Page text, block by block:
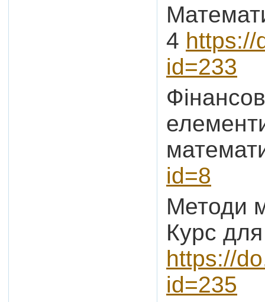
4 https://
id=233
id=8
Методи
Курс
https://
id=235